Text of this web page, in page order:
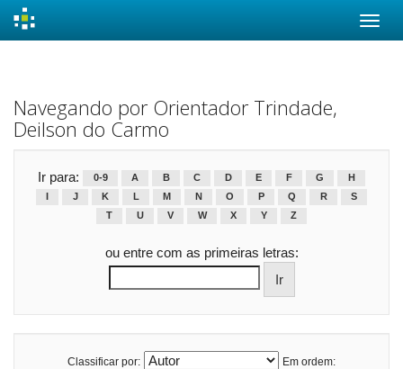
Navegando por Orientador Trindade,
Deilson do Carmo
Ir para: 0-9 A B C D E F G
H
J K L M N O P Q R
S
T
U V W X Y Z
ou entre com as primeiras letras:
Classificar por:
Em ordem: